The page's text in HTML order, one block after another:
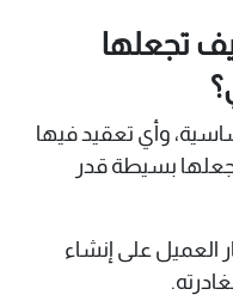
تجعلها
وأي تعقيد فيها
بسيطة قدر
العميل على إنشاء